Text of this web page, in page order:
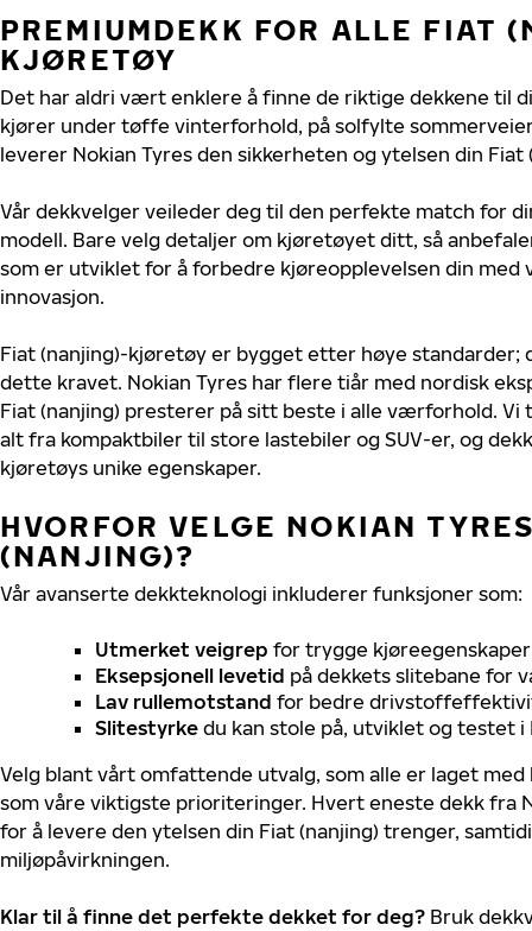
PREMIUMDEKK FOR ALLE FIAT
KJØRETØY
Det har aldri vært enklere å finne de riktige dekkene til
kjører under tøffe vinterforhold, på solfylte
leverer Nokian Tyres den sikkerheten og ytelsen din
Vår dekkvelger veileder deg til den perfekte match for
modell. Bare velg detaljer om kjøretøyet ditt, så
som er utviklet for å forbedre kjøreopplevelsen din med
innovasjon.
Fiat (nanjing)-kjøretøy er bygget etter høye standarder;
dette kravet. Nokian Tyres har flere tiår med nordisk
Fiat (nanjing) presterer på sitt beste i alle værforhold. Vi
alt fra kompaktbiler til store lastebiler og SUV-er, og
kjøretøys unike egenskaper.
HVORFOR VELGE NOKIAN
(NANJING)?
Vår avanserte dekkteknologi inkluderer funksjoner som:
Utmerket veigrep for trygge
Eksepsjonell levetid på dekkets slitebane for
Lav rullemotstand for bedre
Slitestyrke du kan stole på, utviklet og testet i
Velg blant vårt omfattende utvalg, som alle er laget
som våre viktigste prioriteringer. Hvert eneste dekk fra
for å levere den ytelsen din Fiat (nanjing) trenger,
miljøpåvirkningen.
Klar til å finne det perfekte dekket for deg? Bruk